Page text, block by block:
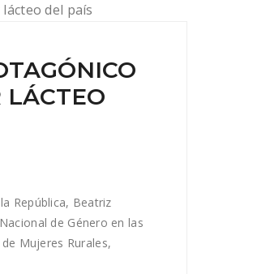
LÁCTEO
República, Beatriz
de Género en las
Mujeres Rurales,